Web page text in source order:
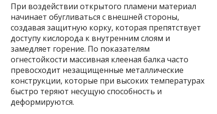
При воздействии открытого пламени материал
начинает обугливаться с внешней стороны,
создавая защитную корку, которая препятствует
доступу кислорода к внутренним слоям и
замедляет горение. По показателям
огнестойкости массивная клееная балка часто
превосходит незащищенные металлические
конструкции, которые при высоких температурах
быстро теряют несущую способность и
деформируются.